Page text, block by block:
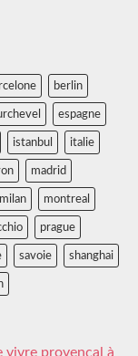
berlin
espagne
istanbul italie
madrid
milan montreal
prague
savoie shanghai
vivre provençal à